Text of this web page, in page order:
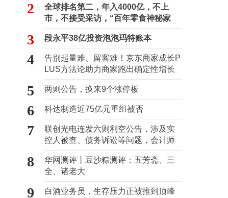
2
全球排名第二，年入4000亿，不上
市，不接受采访，“百年零食神秘家
族”浮出水面？
3 段永平38亿投资泡泡玛特账本
4
告别起量难、留客难！京东商家成长P
LUS方法论助力商家跑出确定性增长
路径
5 两则公告，换来9个涨停板
6 科达制造近75亿元重组被否
7
联创光电连发六则利空公告，涉及实
控人被查、债务诉讼等问题，会计师
事务所曾出具“保留意见”
8
华网测评丨豆沙粽测评：五芳斋、三
全、诸老大
9 白酒业务员，生存压力正被推到顶峰